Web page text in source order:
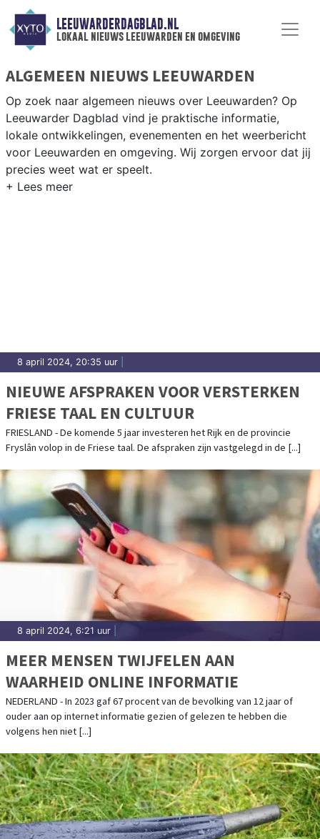
LEEUWARDERDAGBLAD.NL
lokaal nieuws leeuwarden en omgeving
ALGEMEEN NIEUWS LEEUWARDEN
Op zoek naar algemeen nieuws over Leeuwarden? Op
Leeuwarder Dagblad vind je praktische informatie,
lokale ontwikkelingen, evenementen en het weerbericht
voor Leeuwarden en omgeving. Wij zorgen ervoor dat jij
precies weet wat er speelt.
8 april 2024, 20:35 uur
NIEUWE AFSPRAKEN VOOR VERSTERKEN
FRIESE TAAL EN CULTUUR
FRIESLAND - De komende 5 jaar investeren het Rijk en de provincie
Fryslân volop in de Friese taal. De afspraken zijn vastgelegd in de [...]
8 april 2024, 6:21 uur
MEER MENSEN TWIJFELEN AAN
WAARHEID ONLINE INFORMATIE
NEDERLAND - In 2023 gaf 67 procent van de bevolking van 12 jaar of
ouder aan op internet informatie gezien of gelezen te hebben die
volgens hen niet [...]